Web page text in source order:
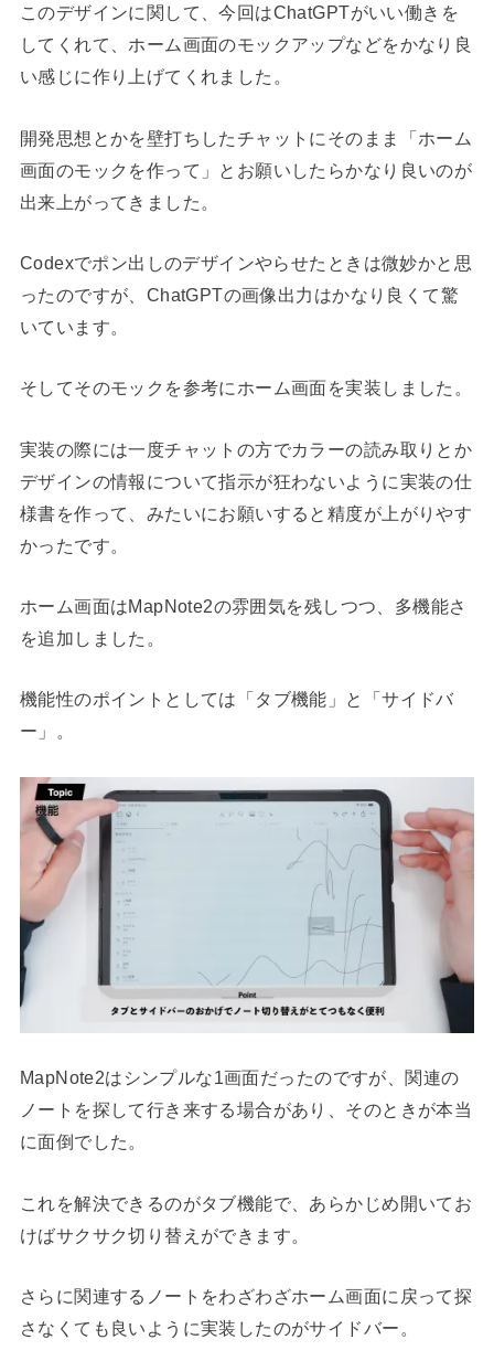
このデザインに関して、今回はChatGPTがいい働きを
してくれて、ホーム画面のモックアップなどをかなり良
い感じに作り上げてくれました。
開発思想とかを壁打ちしたチャットにそのまま「ホーム
画面のモックを作って」とお願いしたらかなり良いのが
出来上がってきました。
Codexでポン出しのデザインやらせたときは微妙かと思
ったのですが、ChatGPTの画像出力はかなり良くて驚
いています。
そしてそのモックを参考にホーム画面を実装しました。
実装の際には一度チャットの方でカラーの読み取りとか
デザインの情報について指示が狂わないように実装の仕
様書を作って、みたいにお願いすると精度が上がりやす
かったです。
ホーム画面はMapNote2の雰囲気を残しつつ、多機能さ
を追加しました。
機能性のポイントとしては「タブ機能」と「サイドバ
ー」。
MapNote2はシンプルな1画面だったのですが、関連の
ノートを探して行き来する場合があり、そのときが本当
に面倒でした。
これを解決できるのがタブ機能で、あらかじめ開いてお
けばサクサク切り替えができます。
さらに関連するノートをわざわざホーム画面に戻って探
さなくても良いように実装したのがサイドバー。